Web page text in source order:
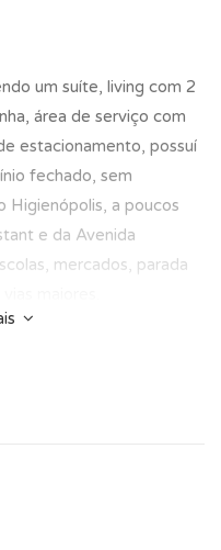
um suíte, living com 2
área de serviço com
estacionamento, possuí
fechado, sem
Higienópolis, a poucos
e da Avenida
mercados, parada